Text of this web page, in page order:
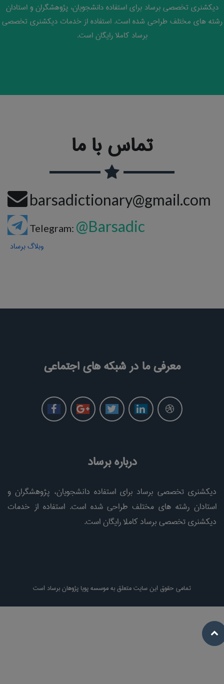
دیکشنری تخصصی برساد برای استفاده دانشجویان، پژوهشگران و استادان
رشته های مختلف طراحی شده است. استفاده از خدمات دیکشنری تخصصی
برساد کاملا رایگان است.
تماس با ما
barsadictionary@gmail.com
Telegram: @Barsadic
وبلاگ برساد
معرفی ما در شبکه های اجتماعی
درباره برساد
دیکشنری تخصصی برساد برای استفاده دانشجویان، پژوهشگران و
استادان رشته های مختلف طراحی شده است. استفاده از خدمات
دیکشنری تخصصی برساد کاملا رایگان است.
تمامی حقوق این سایت متعلق به موسسه پویا پژوهان برساد است